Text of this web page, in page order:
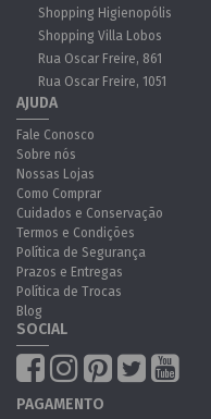
Shopping Higienopólis
Shopping Villa Lobos
Rua Oscar Freire, 861
Rua Oscar Freire, 1051
AJUDA
Fale Conosco
Sobre nós
Nossas Lojas
Como Comprar
Cuidados e Conservação
Termos e Condições
Política de Segurança
Prazos e Entregas
Política de Trocas
Blog
SOCIAL
PAGAMENTO